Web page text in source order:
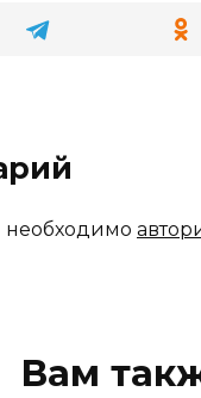
необходимо
Вам